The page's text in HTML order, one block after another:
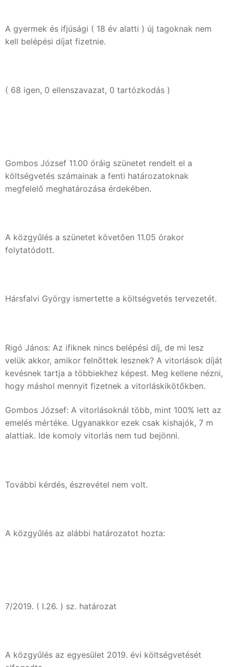
A gyermek és ifjúsági ( 18 év alatti ) új tagoknak nem
kell belépési díjat fizetnie.
( 68 igen, 0 ellenszavazat, 0 tartózkodás )
Gombos József 11.00 óráig szünetet rendelt el a
költségvetés számainak a fenti határozatoknak
megfelelő meghatározása érdekében.
A közgyűlés a szünetet követően 11.05 órakor
folytatódott.
Hársfalvi György ismertette a költségvetés tervezetét.
Rigó János: Az ifiknek nincs belépési díj, de mi lesz
velük akkor, amikor felnőttek lesznek? A vitorlások díját
kevésnek tartja a többiekhez képest. Meg kellene nézni,
hogy máshol mennyit fizetnek a vitorláskikötőkben.
Gombos József: A vitorlásoknál több, mint 100% lett az
emelés mértéke. Ugyanakkor ezek csak kishajók, 7 m
alattiak. Ide komoly vitorlás nem tud bejönni.
További kérdés, észrevétel nem volt.
A közgyűlés az alábbi határozatot hozta:
7/2019. ( I.26. ) sz. határozat
A közgyűlés az egyesület 2019. évi költségvetését